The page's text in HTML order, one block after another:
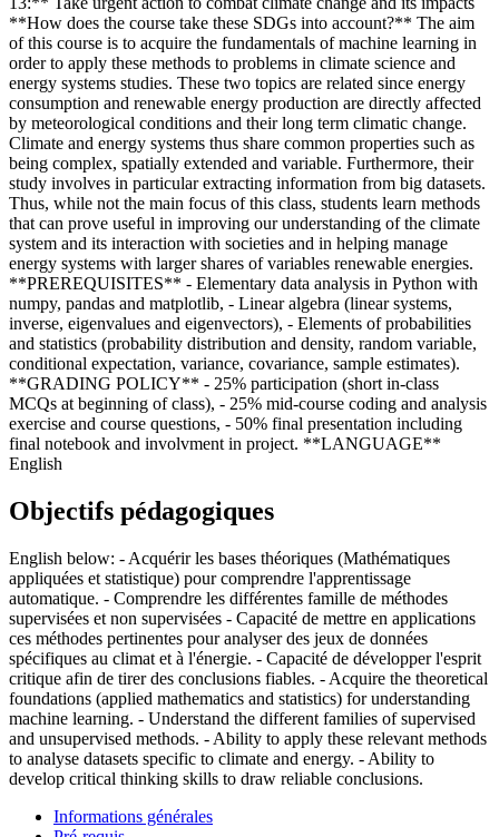
**How does the course take these SDGs into account?** The aim
of this course is to acquire the fundamentals of machine learning in
order to apply these methods to problems in climate science and
energy systems studies. These two topics are related since energy
consumption and renewable energy production are directly affected
by meteorological conditions and their long term climatic change.
Climate and energy systems thus share common properties such as
being complex, spatially extended and variable. Furthermore, their
study involves in particular extracting information from big datasets.
Thus, while not the main focus of this class, students learn methods
that can prove useful in improving our understanding of the climate
system and its interaction with societies and in helping manage
energy systems with larger shares of variables renewable energies.
**PREREQUISITES** - Elementary data analysis in Python with
numpy, pandas and matplotlib, - Linear algebra (linear systems,
inverse, eigenvalues and eigenvectors), - Elements of probabilities
and statistics (probability distribution and density, random variable,
conditional expectation, variance, covariance, sample estimates).
**GRADING POLICY** - 25% participation (short in-class
MCQs at beginning of class), - 25% mid-course coding and analysis
exercise and course questions, - 50% final presentation including
final notebook and involvment in project. **LANGUAGE**
English
Objectifs pédagogiques
English below: - Acquérir les bases théoriques (Mathématiques
appliquées et statistique) pour comprendre l'apprentissage
automatique. - Comprendre les différentes famille de méthodes
supervisées et non supervisées - Capacité de mettre en applications
ces méthodes pertinentes pour analyser des jeux de données
spécifiques au climat et à l'énergie. - Capacité de développer l'esprit
critique afin de tirer des conclusions fiables. - Acquire the theoretical
foundations (applied mathematics and statistics) for understanding
machine learning. - Understand the different families of supervised
and unsupervised methods. - Ability to apply these relevant methods
to analyse datasets specific to climate and energy. - Ability to
develop critical thinking skills to draw reliable conclusions.
Informations générales